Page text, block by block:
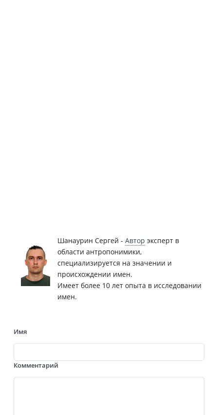
Шанаурин Сергей - Автор эксперт в
области антропонимики,
специализируется на значении и
происхождении имен.
Имеет более 10 лет опыта в исследовании
имен.
Имя
Комментарий